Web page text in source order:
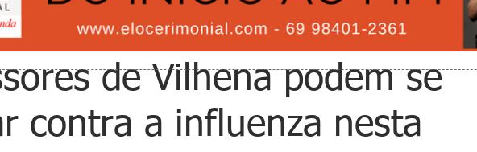
de Vilhena podem se
contra a influenza nesta